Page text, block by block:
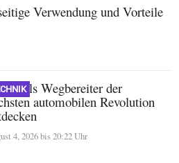
Verwendung und Vorteile
als Wegbereiter der
automobilen Revolution
4, 2026 bis 20:22 Uhr